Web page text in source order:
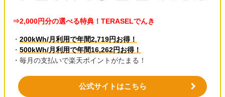
⇒2,000円分の選べる特典！TERASELでんき
・ 200kWh/月利用で年間2,719円お得！
・ 500kWh/月利用で年間16,262円お得！
・毎月の支払いで楽天ポイントがたまる！
公式サイトはこちら